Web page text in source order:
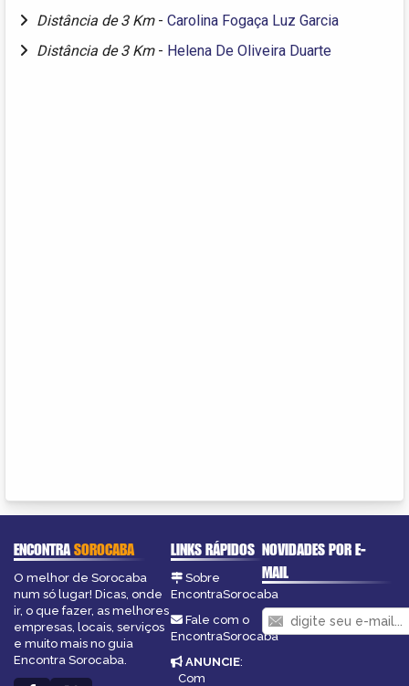
Distância de 3 Km - Carolina Fogaça Luz Garcia
Distância de 3 Km - Helena De Oliveira Duarte
ENCONTRASOROCABA
O melhor de Sorocaba
num só lugar! Dicas, onde
ir, o que fazer, as melhores
empresas, locais, serviços
e muito mais no guia
Encontra Sorocaba.
LINKS RÁPIDOS
Sobre
EncontraSorocaba
Fale com o
EncontraSorocaba
ANUNCIE:
Com
NOVIDADES POR E-
MAIL